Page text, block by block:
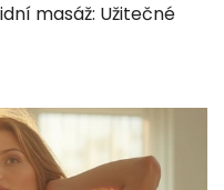
masáž: Užitečné